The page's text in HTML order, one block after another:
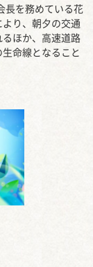
長を務めている花
り、朝夕の交通
ほか、高速道路
命線となること